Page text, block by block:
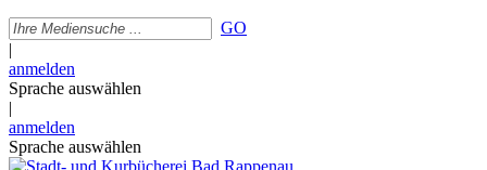
GO
|
anmelden
Sprache auswählen
|
anmelden
Sprache auswählen